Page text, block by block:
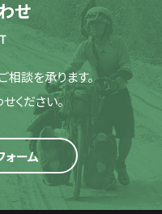
せ
相談を承ります。
ください。
ォーム